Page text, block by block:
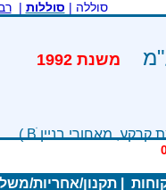
סוללה | סוללות |
תקנון/אחריות/